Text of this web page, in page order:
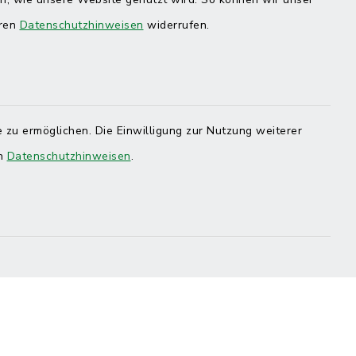
Datenschutzhinweisen widerrufen.
ermöglichen. Die Einwilligung zur Nutzung weiterer
Datenschutzhinweisen.